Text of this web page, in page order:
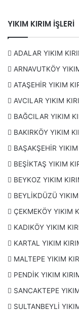
Alçı pan Kırımı
Cam Balkon
Ahşap Ev
Tadilat Kırımı
Hiltili Kırım
Bomketli Kırım
JSB li Yıkım
Mutfak Dolabı
Parke Taşı
Taş Duvar
Ev, Ofis,
Kırımı
YIKIM KIRIM İŞLERİ
ADALAR YIKIM
ARNAVUTKÖY
ATAŞEHİR YIKIM
AVCILAR YIKIM
BAĞCILAR YIKIM
BAKIRKÖY YIKIM
BAŞAKŞEHİR
BEŞİKTAŞ YIKIM
BEYKOZ YIKIM
BEYLİKDÜZÜ
ÇEKMEKÖY YIKIM
KADIKÖY YIKIM
KARTAL YIKIM
MALTEPE YIKIM
PENDİK YIKIM
SANCAKTEPE
SULTANBEYLİ